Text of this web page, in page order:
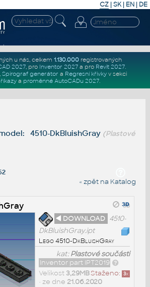
CZ | SK| EN | DE
u nás, celkem 1.130.000registrovaných
2027, pro Inventor 2027a pro Revit 2027.
Spirograf generátor a Regresní křivkyv sekci
a proměnné AutoCADu 2027.
4510-DkBluishGray (Plastové
« zpět na Katalog
◄ DOWNLOAD 4510-
DkBluishGray.ipt
Lego 4510-DkBluishGray
kat:Plastové součásti
Inventor part IPT2019
Staženo: 3x
Velikost3,29MB
• ze dne 21.06.2020